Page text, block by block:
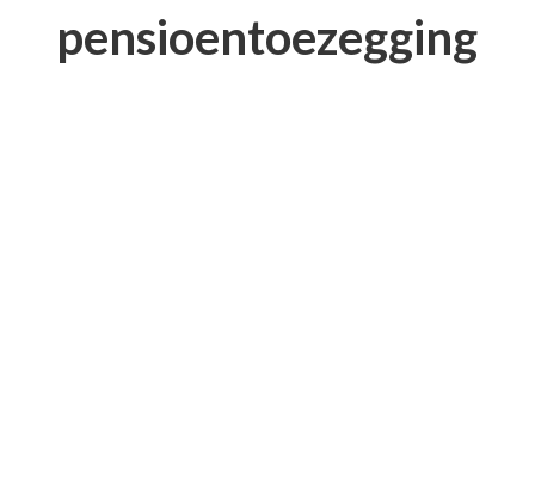
pensioentoezegging